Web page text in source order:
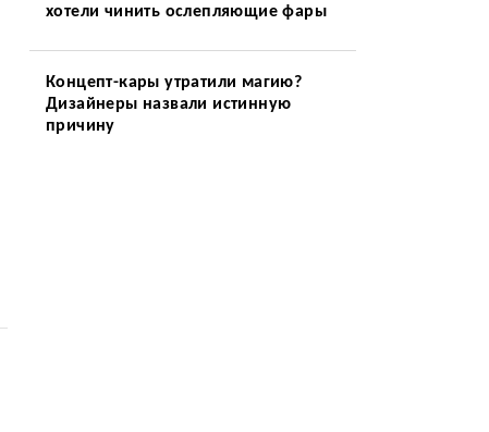
хотели чинить ослепляющие фары
Концепт-кары утратили магию?
Дизайнеры назвали истинную
причину